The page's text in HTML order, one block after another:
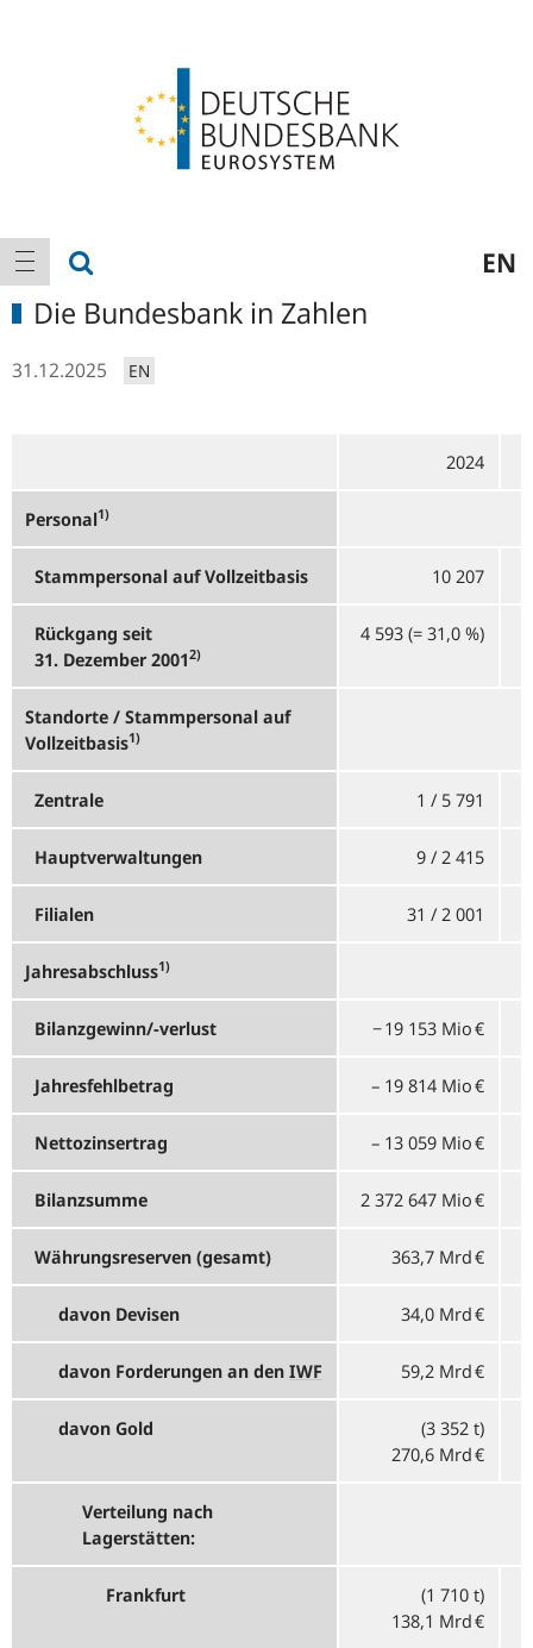
Hauptnavigation
Navigation anzeigen EN
Die Bundesbank in Zahlen
31.12.2025 EN
2024
Personal1)
Stammpersonal auf Vollzeitbasis 10 207
Rückgang seit
31. Dezember 20012)
4 593 (= 31,0 %)
Standorte / Stammpersonal auf
Vollzeitbasis1)
Zentrale 1 / 5 791
Hauptverwaltungen 9 / 2 415
Filialen 31 / 2 001
Jahresabschluss1)
Bilanzgewinn/-verlust −⁠ 19 153 Mio €
Jahresfehlbetrag – 19 814 Mio €
Nettozinsertrag – 13 059 Mio €
Bilanzsumme 2 372 647 Mio €
Währungsreserven (gesamt) 363,7 Mrd €
davon Devisen 34,0 Mrd €
davon Forderungen an den IWF 59,2 Mrd €
davon Gold
(3 352 t)
270,6 Mrd €
Verteilung nach
Lagerstätten:
Frankfurt
(1 710 t)
138,1 Mrd €